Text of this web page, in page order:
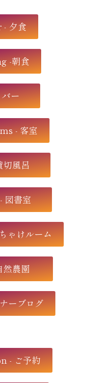
夕食
-朝食
バー
- 客室
切風呂
図書室
ゃけルーム
然農園
ーブログ
- ご予約